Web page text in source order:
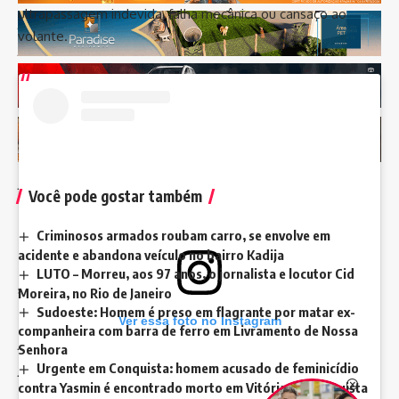
Você pode gostar também
Criminosos armados roubam carro, se envolve em
acidente e abandona veículo no bairro Kadija
LUTO – Morreu, aos 97 anos, o jornalista e locutor Cid
Moreira, no Rio de Janeiro
Sudoeste: Homem é preso em flagrante por matar ex-
companheira com barra de ferro em Livramento de Nossa
Senhora
Urgente em Conquista: homem acusado de feminicídio
contra Yasmin é encontrado morto em Vitória da Conquista
ultrapassagem indevida, falha mecânica ou cansaço ao
volante.
Ver essa foto no Instagram
julho 2025
junho 2025
maio 2025
abril 2025
março 2025
fevereiro 2025
dezembro 2024
novembro 2024
outubro 2024
setembro 2024
agosto 2024
julho 2024
junho 2024